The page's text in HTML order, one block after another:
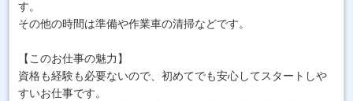
す。
その他の時間は準備や作業車の清掃などです。
【このお仕事の魅力】
資格も経験も必要ないので、初めてでも安心してスタートしや
すいお仕事です。